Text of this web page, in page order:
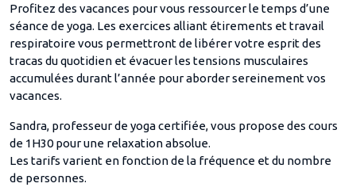
Profitez des vacances pour vous ressourcer le temps d’une
séance de yoga. Les exercices alliant étirements et travail
respiratoire vous permettront de libérer votre esprit des
tracas du quotidien et évacuer les tensions musculaires
accumulées durant l’année pour aborder sereinement vos
vacances.
Sandra, professeur de yoga certifiée, vous propose des cours
de 1H30 pour une relaxation absolue.
Les tarifs varient en fonction de la fréquence et du nombre
de personnes.